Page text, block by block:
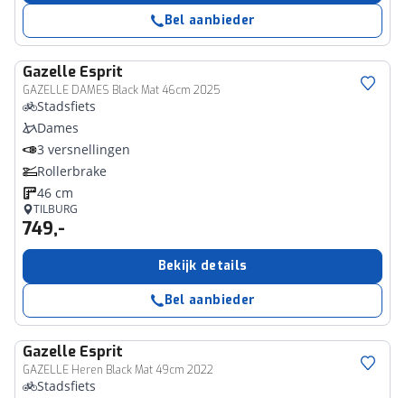
Bel aanbieder
Gazelle Esprit
GAZELLE DAMES Black Mat 46cm 2025
Stadsfiets
Dames
3 versnellingen
Rollerbrake
46 cm
TILBURG
749,-
Bekijk details
Bel aanbieder
Gazelle Esprit
GAZELLE Heren Black Mat 49cm 2022
Stadsfiets